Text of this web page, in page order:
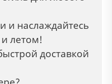
и наслаждайтесь
летом!
доставкой